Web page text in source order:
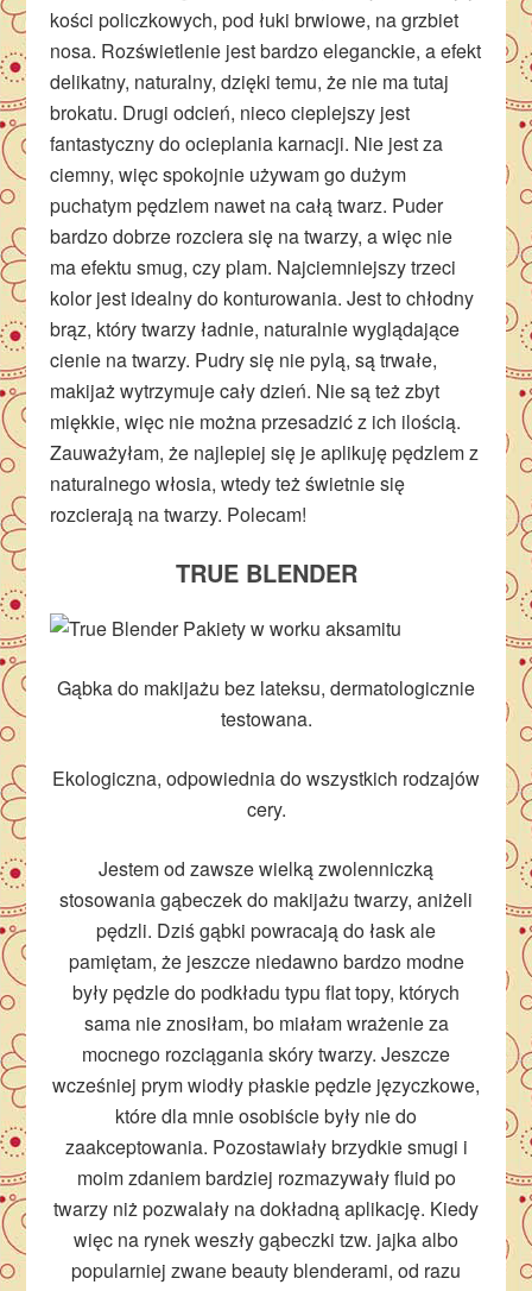
kości policzkowych, pod łuki brwiowe, na grzbiet
nosa. Rozświetlenie jest bardzo eleganckie, a efekt
delikatny, naturalny, dzięki temu, że nie ma tutaj
brokatu. Drugi odcień, nieco cieplejszy jest
fantastyczny do ocieplania karnacji. Nie jest za
ciemny, więc spokojnie używam go dużym
puchatym pędzlem nawet na całą twarz. Puder
bardzo dobrze rozciera się na twarzy, a więc nie
ma efektu smug, czy plam. Najciemniejszy trzeci
kolor jest idealny do konturowania. Jest to chłodny
brąz, który twarzy ładnie, naturalnie wyglądające
cienie na twarzy. Pudry się nie pylą, są trwałe,
makijaż wytrzymuje cały dzień. Nie są też zbyt
miękkie, więc nie można przesadzić z ich ilością.
Zauważyłam, że najlepiej się je aplikuję pędzlem z
naturalnego włosia, wtedy też świetnie się
rozcierają na twarzy. Polecam!
TRUE BLENDER
Gąbka do makijażu bez lateksu, dermatologicznie
testowana.
Ekologiczna, odpowiednia do wszystkich rodzajów
cery.
Jestem od zawsze wielką zwolenniczką
stosowania gąbeczek do makijażu twarzy, aniżeli
pędzli. Dziś gąbki powracają do łask ale
pamiętam, że jeszcze niedawno bardzo modne
były pędzle do podkładu typu flat topy, których
sama nie znosiłam, bo miałam wrażenie za
mocnego rozciągania skóry twarzy. Jeszcze
wcześniej prym wiodły płaskie pędzle języczkowe,
które dla mnie osobiście były nie do
zaakceptowania. Pozostawiały brzydkie smugi i
moim zdaniem bardziej rozmazywały fluid po
twarzy niż pozwalały na dokładną aplikację. Kiedy
więc na rynek weszły gąbeczki tzw. jajka albo
popularniej zwane beauty blenderami, od razu